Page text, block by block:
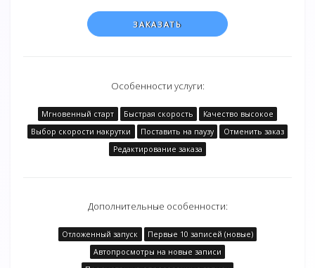
ЗАКАЗАТЬ
Особенности услуги:
Мгновенный старт Быстрая скорость
Качество высокое
Выбор скорости накрутки
Поставить на паузу
Отменить заказ
Редактирование заказа
Дополнительные особенности:
Отложенный запуск
Первые 10 записей (новые)
Автопросмотры на новые записи